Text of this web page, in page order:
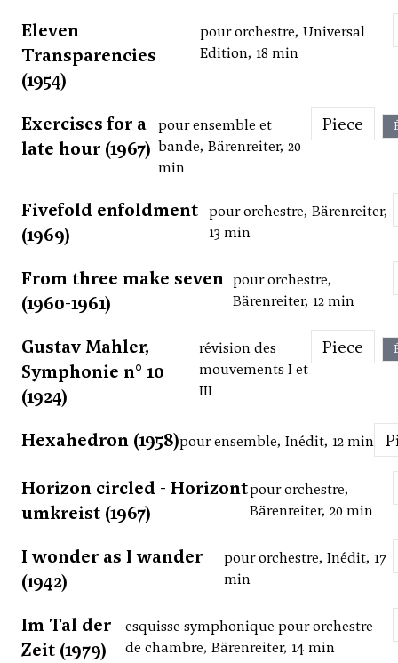
Eleven
Transparencies
(1954)
pour orchestre, Universal
Edition, 18 min
Exercises for a
late hour (1967)
pour ensemble et
bande, Bärenreiter, 20
min
Piece
Fivefold enfoldment
(1969)
pour orchestre, Bärenreiter,
13 min
From three make seven
(1960-1961)
pour orchestre,
Bärenreiter, 12 min
Gustav Mahler,
Symphonie n° 10
(1924)
révision des
mouvements I et
III
Piece
Hexahedron (1958)pour ensemble, Inédit, 12 min
Horizon circled - Horizont
umkreist (1967)
pour orchestre,
Bärenreiter, 20 min
I wonder as I wander
(1942)
pour orchestre, Inédit, 17
min
Im Tal der
Zeit (1979)
esquisse symphonique pour orchestre
de chambre, Bärenreiter, 14 min